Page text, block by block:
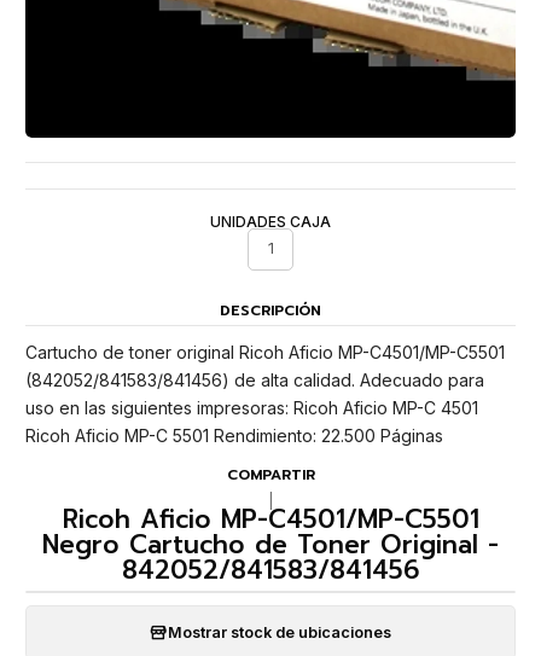
UNIDADES CAJA
1
DESCRIPCIÓN
Cartucho de toner original Ricoh Aficio MP-C4501/MP-C5501
(842052/841583/841456) de alta calidad. Adecuado para
uso en las siguientes impresoras: Ricoh Aficio MP-C 4501
Ricoh Aficio MP-C 5501 Rendimiento: 22.500 Páginas
COMPARTIR
Ricoh Aficio MP-C4501/MP-C5501
Negro Cartucho de Toner Original -
842052/841583/841456
Mostrar stock de ubicaciones